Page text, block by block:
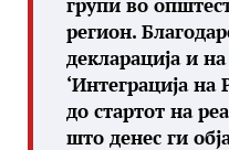
регион.
декларација и
‘Интеграција на
до стартот на
што денес ги